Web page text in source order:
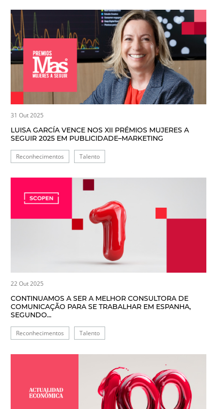
31 Out 2025
LUISA GARCÍA VENCE NOS XII PRÉMIOS MUJERES A
SEGUIR 2025 EM PUBLICIDADE–MARKETING
Reconhecimentos Talento
22 Out 2025
CONTINUAMOS A SER A MELHOR CONSULTORA DE
COMUNICAÇÃO PARA SE TRABALHAR EM ESPANHA,
SEGUNDO...
Reconhecimentos Talento